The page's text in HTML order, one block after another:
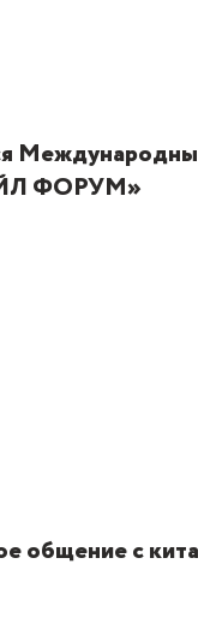
ФОРУМ»
общение с